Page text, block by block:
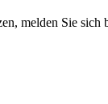
melden Sie sich